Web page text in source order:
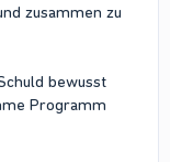
zusammen zu
bewusst
Programm